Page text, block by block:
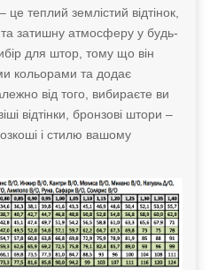
теплий землістий відтінок,
затишну атмосферу у будь-
для штор, тому що він
кольорами та додає
від того, вибираєте ви
відтінки, бронзові штори –
і стилю вашому